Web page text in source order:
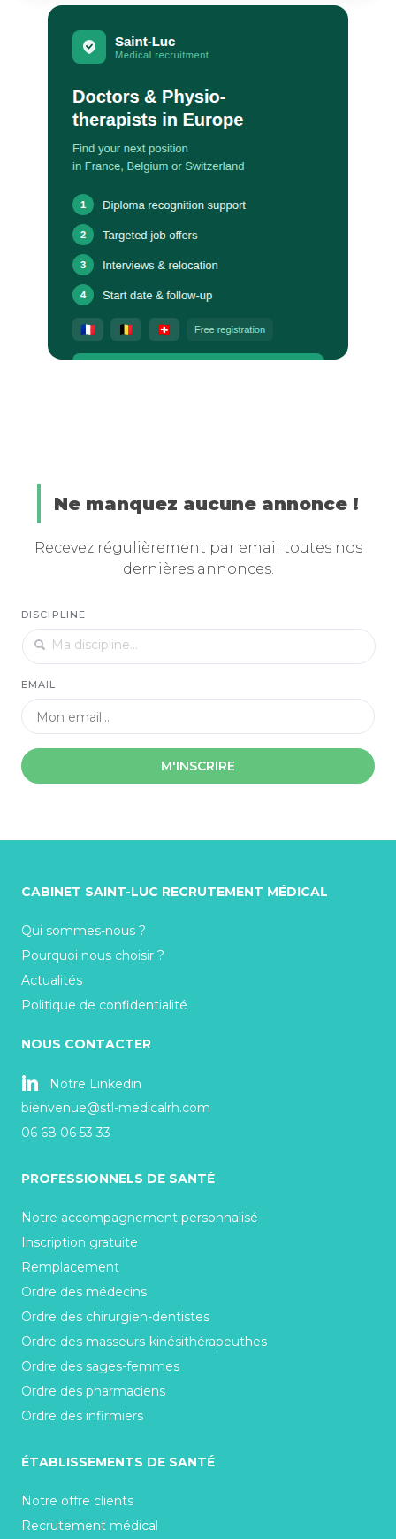
Ne manquez aucune annonce !
Recevez régulièrement par email toutes nos
dernières annonces.
DISCIPLINE
EMAIL
M'INSCRIRE
CABINET SAINT-LUC RECRUTEMENT MÉDICAL
Qui sommes-nous ?
Pourquoi nous choisir ?
Actualités
Politique de confidentialité
NOUS CONTACTER
Notre Linkedin
bienvenue@stl-medicalrh.com
06 68 06 53 33
PROFESSIONNELS DE SANTÉ
Notre accompagnement personnalisé
Inscription gratuite
Remplacement
Ordre des médecins
Ordre des chirurgien-dentistes
Ordre des masseurs-kinésithérapeuthes
Ordre des sages-femmes
Ordre des pharmaciens
Ordre des infirmiers
ÉTABLISSEMENTS DE SANTÉ
Notre offre clients
Recrutement médical